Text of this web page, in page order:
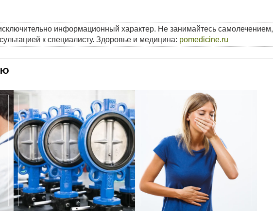
информационный характер. Не занимайтесь самолечением,
к специалисту. Здоровье и медицина: pomedicine.ru